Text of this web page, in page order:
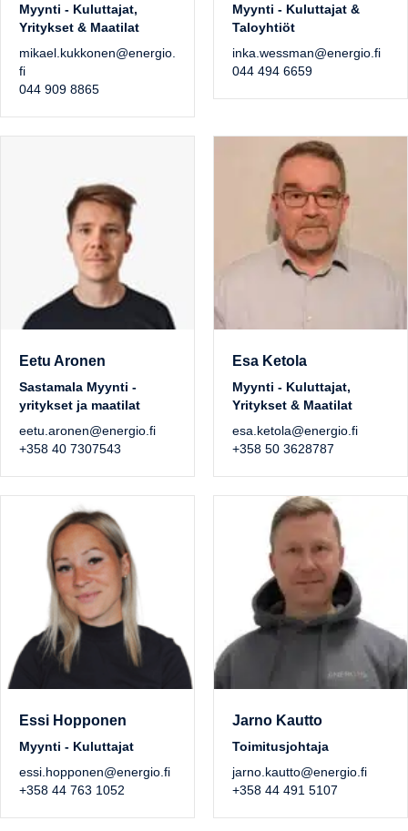
Myynti - Kuluttajat,
Yritykset & Maatilat
mikael.kukkonen@energio.
fi
044 909 8865
Myynti - Kuluttajat &
Taloyhtiöt
inka.wessman@energio.fi
044 494 6659
Eetu Aronen
Sastamala Myynti -
yritykset ja maatilat
eetu.aronen@energio.fi
+358 40 7307543
Esa Ketola
Myynti - Kuluttajat,
Yritykset & Maatilat
esa.ketola@energio.fi
+358 50 3628787
Essi Hopponen
Myynti - Kuluttajat
essi.hopponen@energio.fi
+358 44 763 1052
Jarno Kautto
Toimitusjohtaja
jarno.kautto@energio.fi
+358 44 491 5107